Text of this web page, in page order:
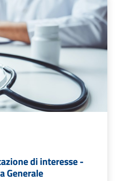
di interesse -
Generale